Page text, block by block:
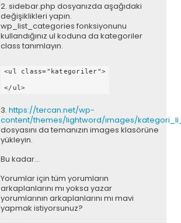
2. sidebar.php dosyanızda aşağıdaki
değişiklikleri yapın.
wp_list_categories fonksiyonunu
kullandığınız ul koduna da kategoriler
class tanımlayın.
<ul class="kategoriler">
</ul>
3. https://tercan.net/wp-
content/themes/lightword/images/
dosyasını da temanızın images klasörüne
yükleyin.
Bu kadar…
Yorumlar için tüm yorumların
arkaplanlarını mı yoksa yazar
yorumlarının arkaplanlarını mı mavi
yapmak istiyorsunuz?